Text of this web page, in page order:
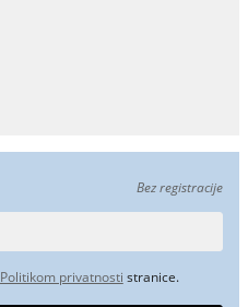
Bez registracije
Politikom privatnosti stranice.